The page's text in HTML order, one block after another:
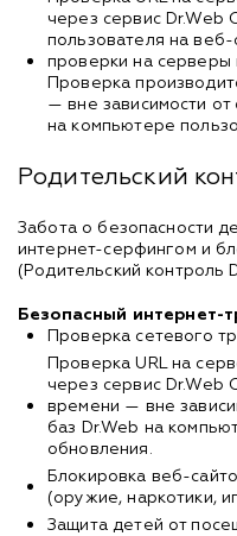
через сервис Dr.Web
пользователя на веб-
проверки на серверы
Проверка
— вне зависимости от
на компьютере
Родительский
Забота о безопаcности
интернет-серфингом и
(Родительский контроль
Безопасный интернет-
Проверка сетевого
Проверка URL на
через сервис Dr.Web
времени — вне
баз Dr.Web на
обновления.
Блокировка веб-
(оружие, наркотики,
Защита детей от